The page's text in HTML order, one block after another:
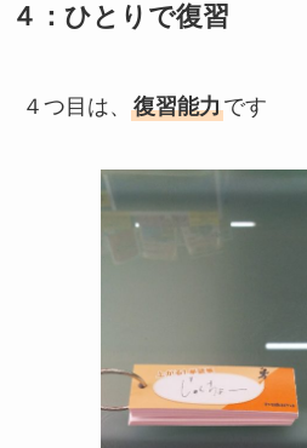
４：ひとりで復習
４つ目は、 復習能力です